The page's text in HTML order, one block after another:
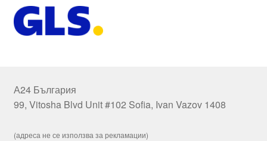
А24 България
99, Vitosha Blvd Unit #102 Sofia, Ivan Vazov 1408
(адреса не се използва за рекламации)